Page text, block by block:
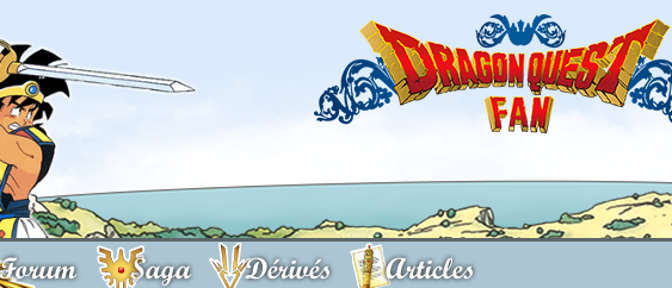
Forum Saga Dérivés Articles